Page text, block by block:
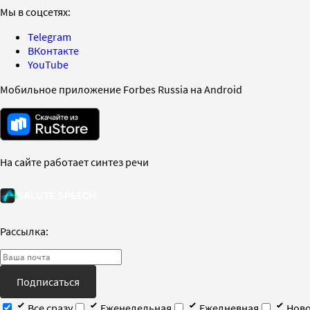
Мы в соцсетях:
Telegram
ВКонтакте
YouTube
Мобильное приложение Forbes Russia на Android
На сайте работает синтез речи
Рассылка:
Подписаться